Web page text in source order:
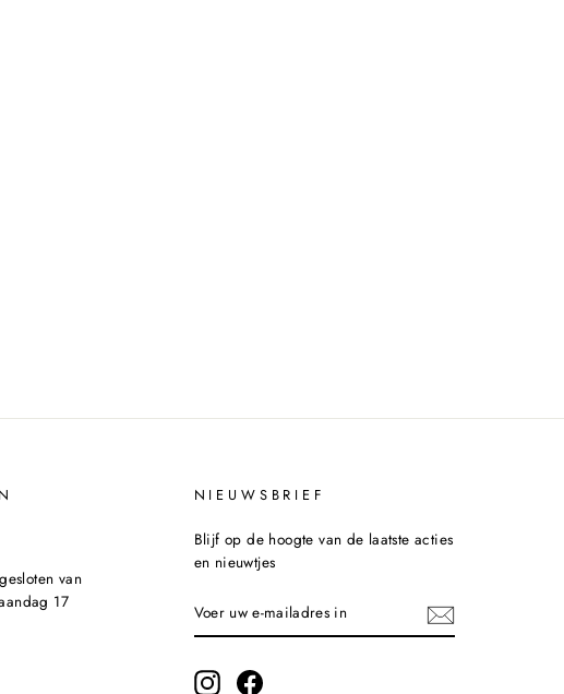
van
17
NIEUWSBRIEF
Blijf op de hoogte van de laatste acties
en nieuwtjes
UW
E-
IN InstagramFacebook